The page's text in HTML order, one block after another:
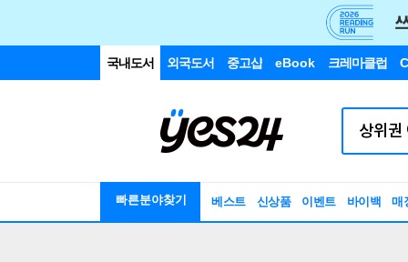
국내도서 외국도서 중고샵 eBook 크레마클럽
빠른분야찾기 베스트 신상품 이벤트 바이백 매